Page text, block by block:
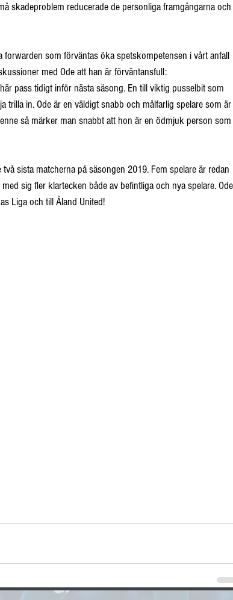
skadeproblem reducerade de personliga framgångarna och
som förväntas öka spetskompetensen i vårt anfall
med Ode att han är förväntansfull:
pass tidigt inför nästa säsong. En till viktig pusselbit som
trilla in. Ode är en väldigt snabb och målfarlig spelare som är
så märker man snabbt att hon är en ödmjuk person som
sista matcherna på säsongen 2019. Fem spelare är redan
sig fler klartecken både av befintliga och nya spelare. Ode
Liga och till Åland United!